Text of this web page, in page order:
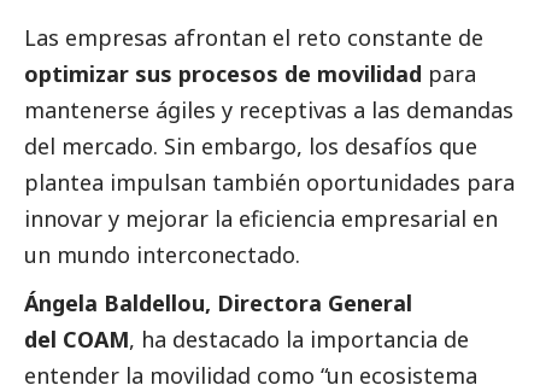
Las empresas afrontan el reto constante de
optimizar sus procesos de movilidad para
mantenerse ágiles y receptivas a las demandas
del mercado. Sin embargo, los desafíos que
plantea impulsan también oportunidades para
innovar y mejorar la eficiencia empresarial en
un mundo interconectado.
Ángela Baldellou, Directora General
del COAM, ha destacado la importancia de
entender la movilidad como “un ecosistema